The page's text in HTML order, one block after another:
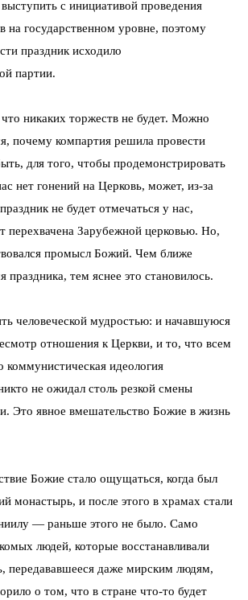
с инициативой проведения
на государственном уровне, поэтому
праздник исходило
партии.
никаких торжеств не будет. Можно
почему компартия решила провести
для того, чтобы продемонстрировать
нет гонений на Церковь, может, из-за
не будет отмечаться у нас,
перехвачена Зарубежной церковью. Но,
промысл Божий. Чем ближе
праздника, тем яснее это становилось.
человеческой мудростью: и начавшуюся
отношения к Церкви, и то, что всем
коммунистическая идеология
не ожидал столь резкой смены
Это явное вмешательство Божие в жизнь
Божие стало ощущаться, когда был
монастырь, и после этого в храмах стали
— раньше этого не было. Само
людей, которые восстанавливали
передававшееся даже мирским людям,
о том, что в стране что-то будет